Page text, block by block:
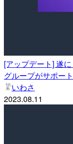
[アップデート] 遂
グループがサポー
いわさ
2023.08.11